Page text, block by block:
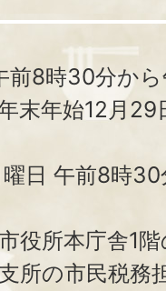
前8時30分か
末年始12月
日 午前8時
役所本庁舎1
所の市民税務